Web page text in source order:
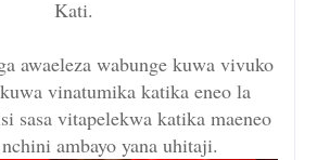
Kati.
awaeleza wabunge kuwa vivuko
vinatumika katika eneo la
sasa vitapelekwa katika maeneo
ambayo yana uhitaji.